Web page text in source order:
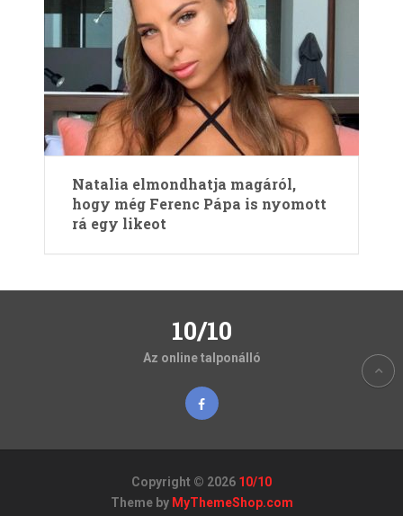
Natalia elmondhatja magáról,
hogy még Ferenc Pápa is nyomott
rá egy likeot
10/10
Az online talponálló
Copyright © 2026 10/10
Theme by MyThemeShop.com